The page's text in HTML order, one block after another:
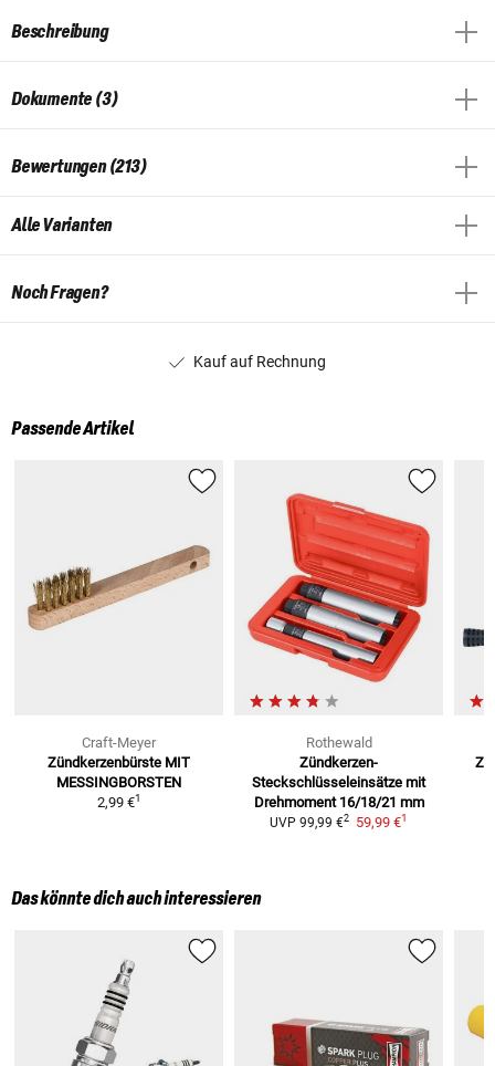
Beschreibung
Dokumente (3)
Bewertungen (213)
Alle Varianten
Noch Fragen?
Kauf auf Rechnung
Passende Artikel
Craft-Meyer
Zündkerzenbürste MIT
MESSINGBORSTEN
2,99 €1
Rothewald
Zündkerzen-
Steckschlüsseleinsätze mit
Drehmoment 16/18/21 mm
UVP 99,99 €2 59,99 €1
Das könnte dich auch interessieren